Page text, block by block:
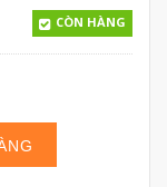
CÒN HÀNG